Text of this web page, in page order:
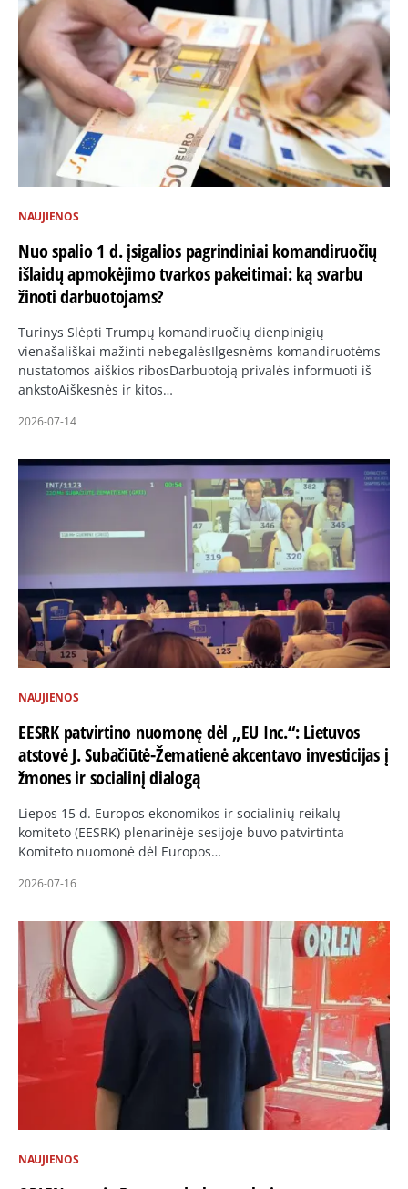
NAUJIENOS
Nuo spalio 1 d. įsigalios pagrindiniai komandiruočių
išlaidų apmokėjimo tvarkos pakeitimai: ką svarbu
žinoti darbuotojams?
Turinys Slėpti Trumpų komandiruočių dienpinigių
vienašališkai mažinti nebegalėsIlgesnėms komandiruotėms
nustatomos aiškios ribosDarbuotoją privalės informuoti iš
ankstoAiškesnės ir kitos…
2026-07-14
NAUJIENOS
EESRK patvirtino nuomonę dėl „EU Inc.“: Lietuvos
atstovė J. Subačiūtė-Žematienė akcentavo investicijas į
žmones ir socialinį dialogą
Liepos 15 d. Europos ekonomikos ir socialinių reikalų
komiteto (EESRK) plenarinėje sesijoje buvo patvirtinta
Komiteto nuomonė dėl Europos…
2026-07-16
NAUJIENOS